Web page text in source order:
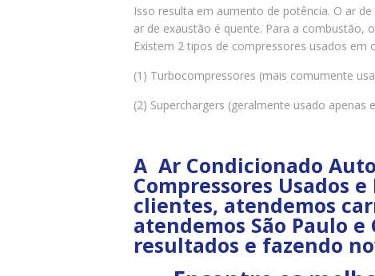
Isso resulta em aumento de potência. O ar
ar de exaustão é quente. Para a combustão,
Existem 2 tipos de compressores usados em
(1) Turbocompressores (mais comumente
(2) Superchargers (geralmente usado apenas
A Ar Condicionado
Compressores Usados
clientes, atendemos
atendemos São Paulo
resultados e fazendo